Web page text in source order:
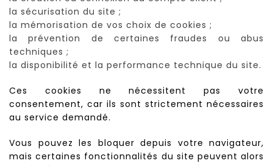
la sécurisation du site ;
la mémorisation de vos choix de cookies ;
la prévention de certaines fraudes ou abus
techniques ;
la disponibilité et la performance technique du site.
Ces cookies ne nécessitent pas votre
consentement, car ils sont strictement nécessaires
au service demandé.
Vous pouvez les bloquer depuis votre navigateur,
mais certaines fonctionnalités du site peuvent alors